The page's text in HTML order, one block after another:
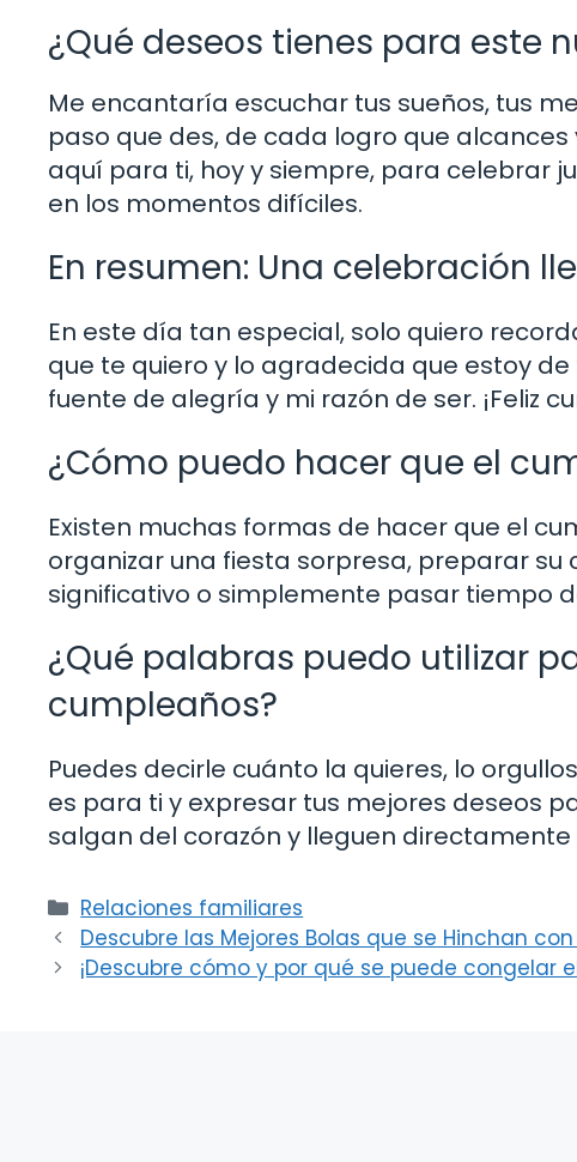
¿Qué deseos tienes para este
Me encantaría escuchar tus sueños, tus
paso que des, de cada logro que
aquí para ti, hoy y siempre, para celebrar
en los momentos difíciles.
En resumen: Una celebración
En este día tan especial, solo quiero
que te quiero y lo agradecida que estoy
fuente de alegría y mi razón de ser. ¡Feliz
¿Cómo puedo hacer que el
Existen muchas formas de hacer que el
organizar una fiesta sorpresa, preparar
significativo o simplemente pasar tiempo
¿Qué palabras puedo utilizar
cumpleaños?
Puedes decirle cuánto la quieres, lo
es para ti y expresar tus mejores deseos
salgan del corazón y lleguen directamente
Categorías
Relaciones familiares
Descubre las Mejores Bolas que se Hinchan
¡Descubre cómo y por qué se puede